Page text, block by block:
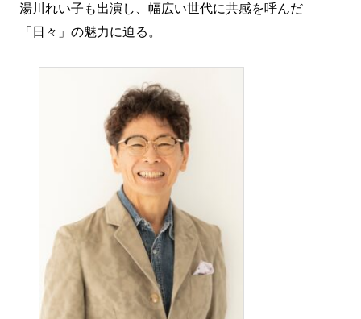
湯川れい子も出演し、幅広い世代に共感を呼んだ
「日々」の魅力に迫る。